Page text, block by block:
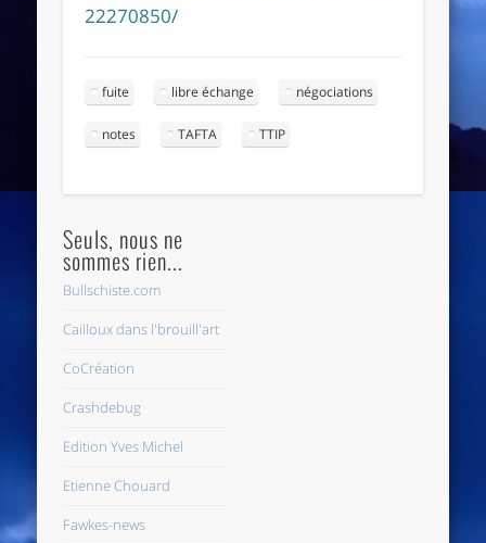
22270850/
fuite libre échange négociations
notes TAFTA TTIP
Seuls, nous ne
sommes rien...
Bullschiste.com
Cailloux dans l'brouill'art
CoCréation
Crashdebug
Edition Yves Michel
Etienne Chouard
Fawkes-news